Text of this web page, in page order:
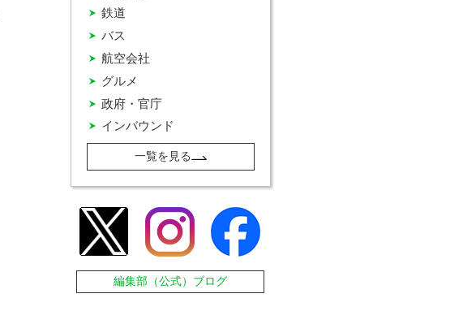
インバウンド
グルメ
バス
政府・官庁
航空会社
鉄道
一覧を見る
編集部（公式）ブログ